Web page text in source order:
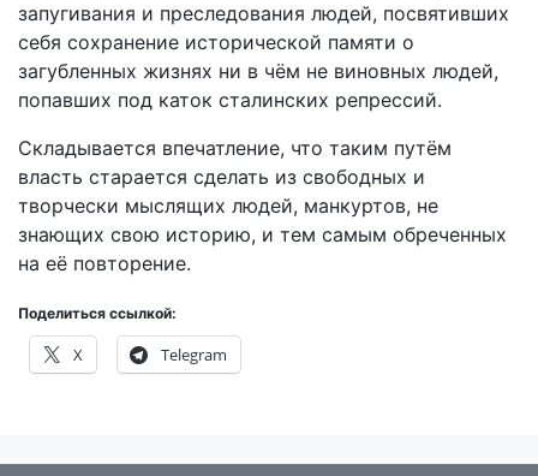
запугивания и преследования людей, посвятивших
себя сохранение исторической памяти о
загубленных жизнях ни в чём не виновных людей,
попавших под каток сталинских репрессий.
Складывается впечатление, что таким путём
власть старается сделать из свободных и
творчески мыслящих людей, манкуртов, не
знающих свою историю, и тем самым обреченных
на её повторение.
Поделиться ссылкой:
X Telegram